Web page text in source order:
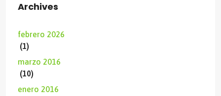
Archives
febrero 2026
(1)
marzo 2016
(10)
enero 2016